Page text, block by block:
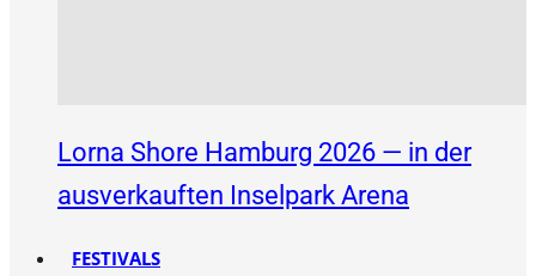
Lorna Shore Hamburg 2026 — in der
ausverkauften Inselpark Arena
FESTIVALS